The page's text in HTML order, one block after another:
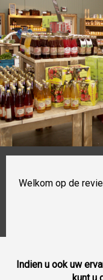
Welkom op de
Indien u ook uw